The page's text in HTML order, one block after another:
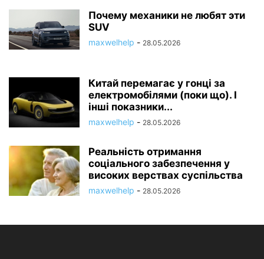
Почему механики не любят эти
SUV
maxwelhelp - 28.05.2026
Китай перемагає у гонці за
електромобілями (поки що). І
інші показники...
maxwelhelp - 28.05.2026
Реальність отримання
соціального забезпечення у
високих верствах суспільства
maxwelhelp - 28.05.2026